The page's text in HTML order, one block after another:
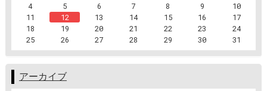
4
5 6 7 8 9
10
11
12 13 14 15 16
17
18
19 20 21 22 23
24
25
26 27 28 29 30 31
アーカイブ